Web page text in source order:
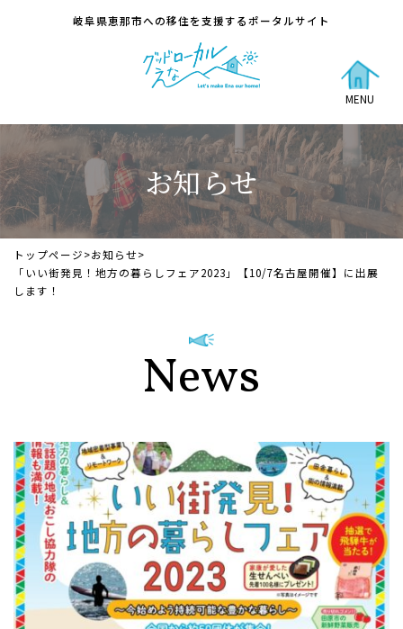
岐阜県恵那市への移住を支援するポータルサイト
MENU
お知らせ
トップページ>お知らせ>
「いい街発見！地方の暮らしフェア2023」【10/7名古屋開催】に出展
します！
News